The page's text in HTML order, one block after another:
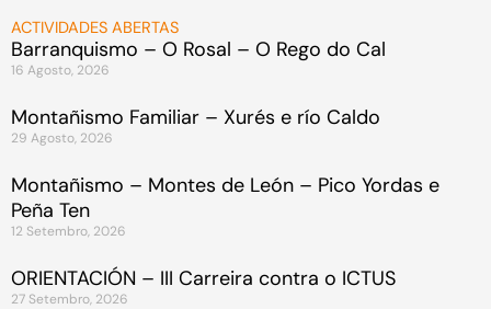
ACTIVIDADES ABERTAS
Barranquismo – O Rosal – O Rego do Cal
16 Agosto, 2026
Montañismo Familiar – Xurés e río Caldo
29 Agosto, 2026
Montañismo – Montes de León – Pico Yordas e
Peña Ten
12 Setembro, 2026
ORIENTACIÓN – III Carreira contra o ICTUS
27 Setembro, 2026